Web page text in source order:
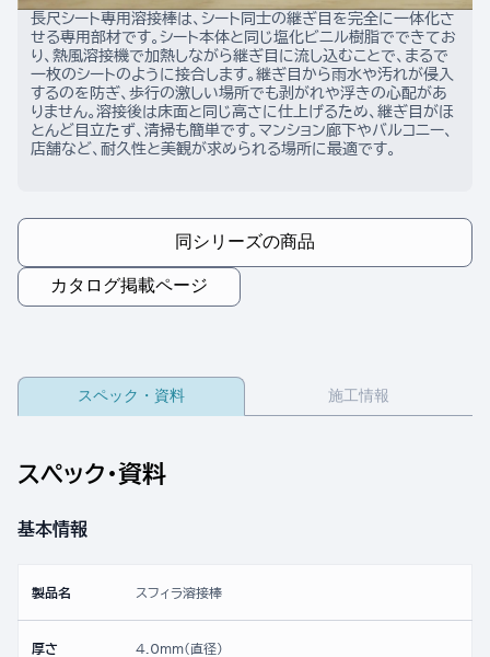
長尺シート専用溶接棒は、シート同士の継ぎ目を完全に一体化さ
せる専用部材です。シート本体と同じ塩化ビニル樹脂でできてお
り、熱風溶接機で加熱しながら継ぎ目に流し込むことで、まるで
一枚のシートのように接合します。継ぎ目から雨水や汚れが侵入
するのを防ぎ、歩行の激しい場所でも剥がれや浮きの心配があ
りません。溶接後は床面と同じ高さに仕上げるため、継ぎ目がほ
とんど目立たず、清掃も簡単です。マンション廊下やバルコニー、
店舗など、耐久性と美観が求められる場所に最適です。
同シリーズの商品
カタログ掲載ページ
スペック・資料 施工情報
スペック・資料
基本情報
製品名 スフィラ溶接棒
厚さ 4.0mm(直径)